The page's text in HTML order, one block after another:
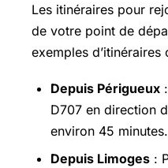
Les itinéraires pour
de votre point de
exemples d’itinéraires
Depuis Périgueux
D707 en direction
environ 45 minutes.
Depuis Limoges :